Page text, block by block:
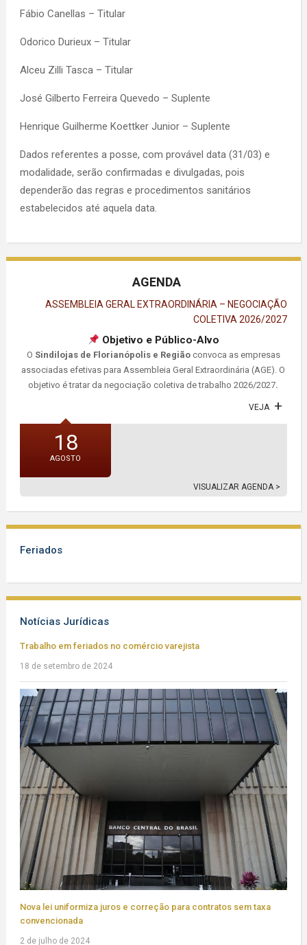
Fábio Canellas – Titular
Odorico Durieux – Titular
Alceu Zilli Tasca – Titular
José Gilberto Ferreira Quevedo – Suplente
Henrique Guilherme Koettker Junior – Suplente
Dados referentes a posse, com provável data (31/03) e
modalidade, serão confirmadas e divulgadas, pois
dependerão das regras e procedimentos sanitários
estabelecidos até aquela data.
AGENDA
ASSEMBLEIA GERAL EXTRAORDINÁRIA – NEGOCIAÇÃO
COLETIVA 2026/2027
Objetivo e Público-Alvo
O Sindilojas de Florianópolis e Regiãoconvoca as empresas
associadas efetivas para Assembleia Geral Extraordinária (AGE). O
objetivo é tratar da negociação coletiva de trabalho 2026/2027.
VEJA
18
AGOSTO
VISUALIZAR AGENDA >
Feriados
Notícias Jurídicas
Trabalho em feriados no comércio varejista
18 de setembro de 2024
Nova lei uniformiza juros e correção para contratos sem taxa
convencionada
2 de julho de 2024